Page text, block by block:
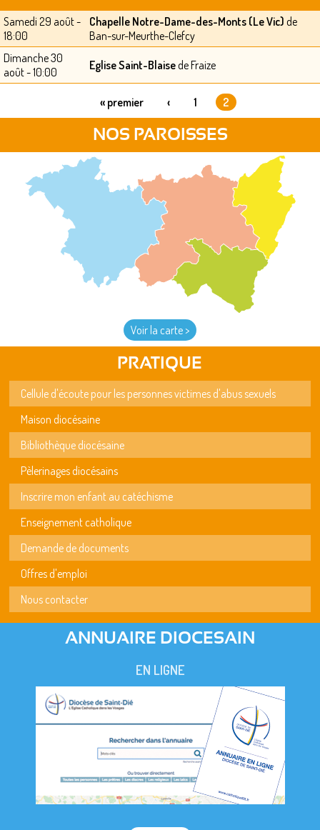
Samedi 29 août -
18:00
Chapelle Notre-Dame-des-Monts (Le Vic) de
Ban-sur-Meurthe-Clefcy
Dimanche 30
août - 10:00
Eglise Saint-Blaisede Fraize
« premier ‹ 1 2
NOS PAROISSES
Voir la carte >
PRATIQUE
Cellule d'écoute pour les personnes victimes d'abus sexuels
Maison diocésaine
Bibliothèque diocésaine
Pèlerinages diocésains
Inscrire mon enfant au catéchisme
Enseignement catholique
Demande de documents
Offres d'emploi
Nous contacter
ANNUAIRE DIOCESAIN
EN LIGNE